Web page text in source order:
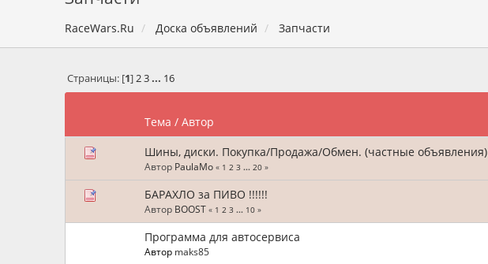
RaceWars.Ru Доска объявлений Запчасти
Страницы: [1]23... 16
Тема /Автор
Шины, диски. Покупка/Продажа/Обмен. (частные объявления)
Автор PaulaMo « 1 2 3 ...20 »
БАРАХЛО за ПИВО !!!!!!
Автор BOOST « 1 2 3 ... 10 »
Программа для автосервиса
Автор maks85